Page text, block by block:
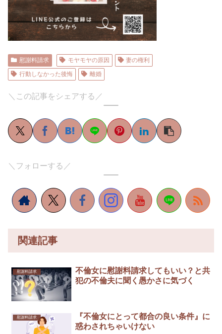
慰謝料請求 モヤモヤの原因
妻の権利
行動しなかった後悔
離婚
＼この記事をシェアする／
＼フォローする／
関連記事
慰謝料請求
不倫女に慰謝料請求してもいい？と共
犯の不倫夫に聞く愚かさに気づく
慰謝料請求
『不倫女にとって都合の良い条件』に
惑わされちゃいけない